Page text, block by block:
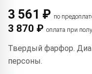
3 561 ₽ по
3 870 ₽ оплата при
Твердый фарфор.
персоны.